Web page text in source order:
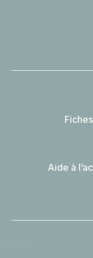
Aide à